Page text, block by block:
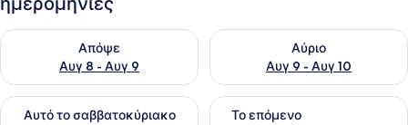
Απόψε
Αυγ 8 - Αυγ 9
Έλεγχος διαθεσιμότητας για απόψε Αυγ 8 - Αυγ 9
Αύριο
Αυγ 9 - Αυγ 10
Έλεγχος διαθεσιμότητας
Αυτό το σαββατοκύριακο
Έλεγχος διαθεσιμότητας για αυτό το σαββατοκύριακο Αυγ
Το επόμενο
Έλεγχος διαθεσιμότητας